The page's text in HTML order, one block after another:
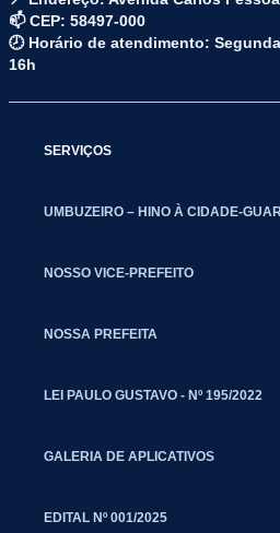
📫 CEP: 58497-000
🕗 Horário de atendimento:
16h
SERVIÇOS
UMBUZEIRO – HINO À CIDADE-
NOSSO VICE-PREFEITO
NOSSA PREFEITA
LEI PAULO GUSTAVO - Nº 195/2022
GALERIA DE APLICATIVOS
EDITAL Nº 001/2025